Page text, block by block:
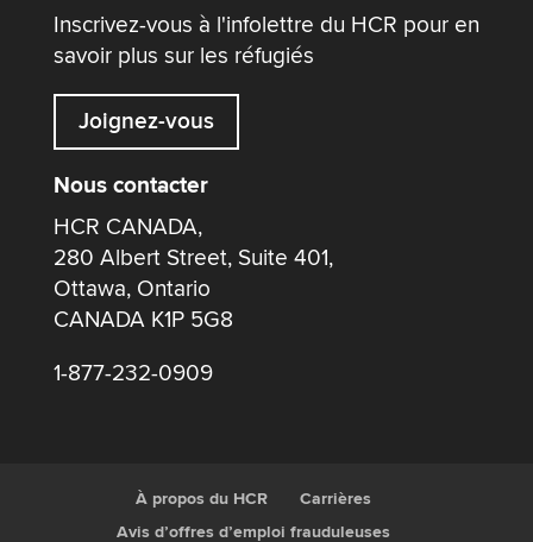
Inscrivez-vous à l'infolettre du HCR pour en
savoir plus sur les réfugiés
Joignez-vous
Nous contacter
HCR CANADA,
280 Albert Street, Suite 401,
Ottawa, Ontario
CANADA K1P 5G8
1-877-232-0909
À propos du HCR
Carrières
Avis d’offres d’emploi frauduleuses